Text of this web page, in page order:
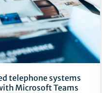
telephone systems
Microsoft Teams